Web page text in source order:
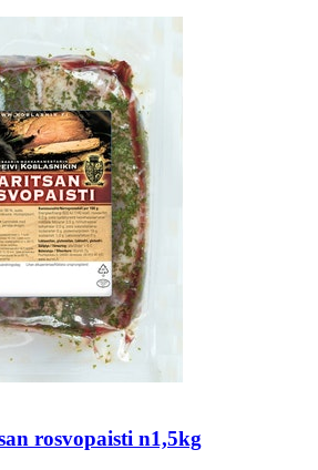
rosvopaisti n1,5kg